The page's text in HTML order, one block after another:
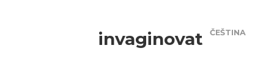
invaginovat ČEŠTINA